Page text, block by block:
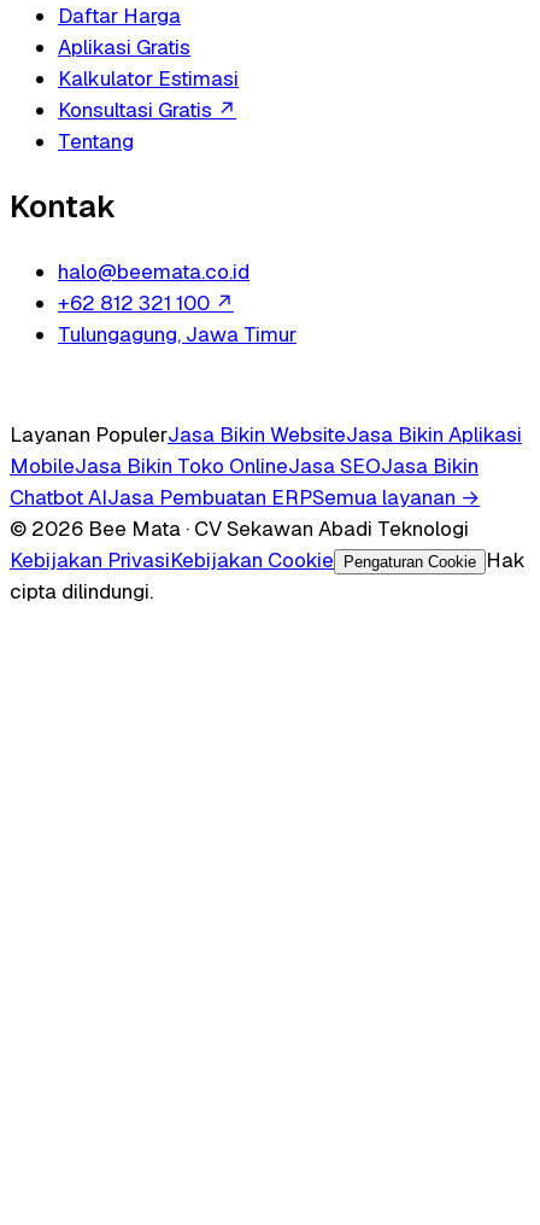
Daftar Harga
Aplikasi Gratis
Kalkulator Estimasi
Konsultasi Gratis ↗
Tentang
Kontak
halo@beemata.co.id
+62 812 321 100 ↗
Tulungagung, Jawa Timur
Layanan PopulerJasa Bikin WebsiteJasa Bikin Aplikasi
MobileJasa Bikin Toko OnlineJasa SEOJasa Bikin
Chatbot AIJasa Pembuatan ERPSemua layanan →
© 2026 Bee Mata · CV Sekawan Abadi Teknologi
Kebijakan PrivasiKebijakan Cookie Pengaturan Cookie
Hak
cipta dilindungi.